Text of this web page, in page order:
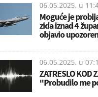
06.05.2025. u
Moguće je
zida iznad 4
objavio
06.05.2025. u
ZATRESLO KOD
"Probudilo me